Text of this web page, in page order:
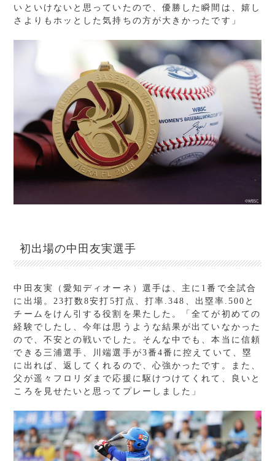
いといけないと思っていたので、優勝した瞬間は、嬉し
さよりもホッとした気持ちの方が大きかったです」
初出場の中田友実選手
中田友実（愛知ディオーネ）選手は、主に1番で全試合
に出場。23打数8安打5打点、打率.348、出塁率.500と
チームをけん引する役割を果たした。「全てが初めての
経験でしたし、今年は思うような結果が出ていなかった
ので、不安との戦いでした。そんな中でも、本当に信頼
できる三浦選手、川端選手が3番4番に控えていて、塁
に出れば、返してくれるので、心強かったです。また、
父が遥々フロリダまで応援に駆けつけてくれて、良いと
ころを見せたいと思ってプレーしました」